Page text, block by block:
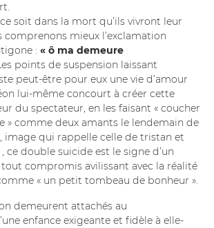
soit dans la mort qu’ils vivront leur
comprenons mieux l’exclamation
: « ô ma demeure
points de suspension laissant
peut-être pour eux une vie d’amour
lui-même concourt à créer cette
du spectateur, en les faisant « coucher
» comme deux amants le lendemain de
image qui rappelle celle de tristan et
ce double suicide est le signe d’un
compromis avilissant avec la réalité
« un petit tombeau de bonheur ».
demeurent attachés au
enfance exigeante et fidèle à elle-